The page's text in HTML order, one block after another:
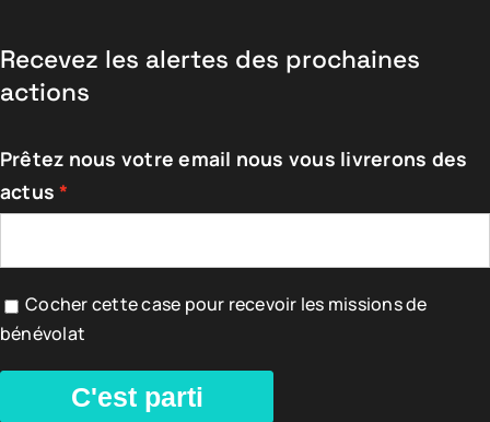
Recevez les alertes des prochaines
actions
Prêtez nous votre email nous vous livrerons des
actus
Cocher cette case pour recevoir les missions de
bénévolat
C'est parti